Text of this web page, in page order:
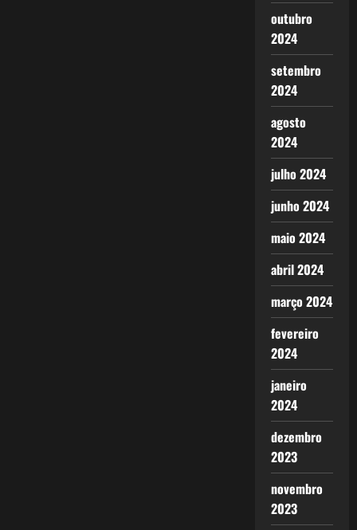
outubro
2024
setembro
2024
agosto
2024
julho 2024
junho 2024
maio 2024
abril 2024
março 2024
fevereiro
2024
janeiro
2024
dezembro
2023
novembro
2023